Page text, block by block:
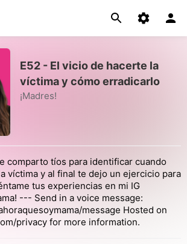
E52 - El vicio de hacerte la
víctima y cómo erradicarlo
¡Madres!
comparto tíos para identificar cuando
víctima y al final te dejo un ejercicio para
tus experiencias en mi IG
--- Send in a voice message:
message Hosted on
privacy for more information.